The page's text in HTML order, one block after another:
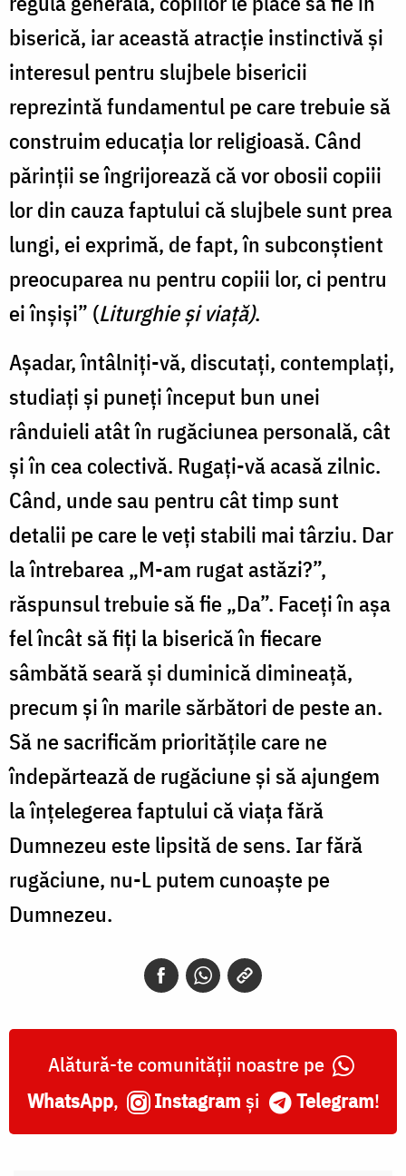
biserică, iar această atracție instinctivă și
interesul pentru slujbele bisericii
reprezintă fundamentul pe care trebuie să
construim educația lor religioasă. Când
părinții se îngrijorează că vor obosii copiii
lor din cauza faptului că slujbele sunt prea
lungi, ei exprimă, de fapt, în subconștient
preocuparea nu pentru copiii lor, ci pentru
ei înșiși” (Liturghie și viață).
Așadar, întâlniți-vă, discutați, contemplați,
studiați și puneți început bun unei
rânduieli atât în rugăciunea personală, cât
și în cea colectivă. Rugați-vă acasă zilnic.
Când, unde sau pentru cât timp sunt
detalii pe care le veți stabili mai târziu. Dar
la întrebarea „M-am rugat astăzi?”,
răspunsul trebuie să fie „Da”. Faceți în așa
fel încât să fiți la biserică în fiecare
sâmbătă seară și duminică dimineață,
precum și în marile sărbători de peste an.
Să ne sacrificăm prioritățile care ne
îndepărtează de rugăciune și să ajungem
la înțelegerea faptului că viața fără
Dumnezeu este lipsită de sens. Iar fără
rugăciune, nu-L putem cunoaște pe
Dumnezeu.
Alătură-te comunității noastre pe
WhatsApp, Instagram și Telegram!